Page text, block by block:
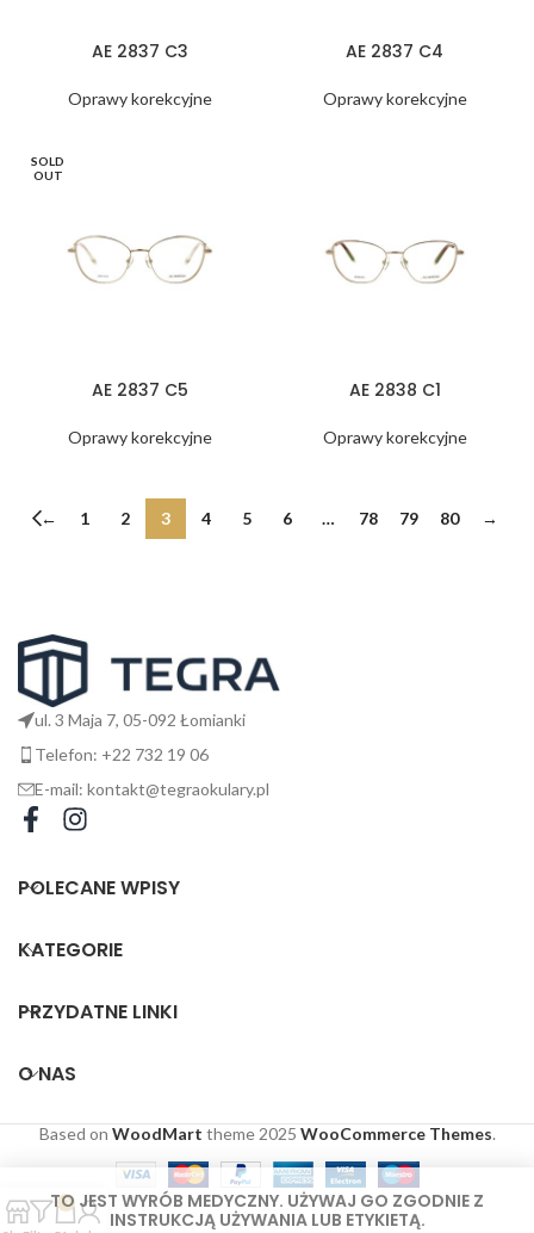
AE 2837 C3
Oprawy korekcyjne
AE 2837 C4
Oprawy korekcyjne
SOLD
OUT
AE 2837 C5
Oprawy korekcyjne
AE 2838 C1
Oprawy korekcyjne
← 1 2 3 4 5 6 … 78 79 80 →
ul. 3 Maja 7, 05-092 Łomianki
Telefon: +22 732 19 06
E-mail: kontakt@tegraokulary.pl
POLECANE WPISY
KATEGORIE
PRZYDATNE LINKI
O NAS
Based on WoodMart theme2025 WooCommerce Themes.
0
TO JEST WYRÓB MEDYCZNY. UŻYWAJ GO ZGODNIE Z
INSTRUKCJĄ UŻYWANIA LUB ETYKIETĄ.